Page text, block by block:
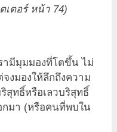
เตอร์ หน้า 74)
ามีมุมมองที่โตขึ้น ไม่
งมองให้ลึกถึงความ
สุทธิ์หรือเลวบริสุทธิ์
กมา (หรือคนที่พบใน